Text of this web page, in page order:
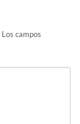
Los campos